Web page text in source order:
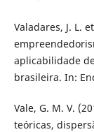
Valadares, J. L.
aplicabilidade
brasileira. In:
Vale, G. M. V.
teóricas,